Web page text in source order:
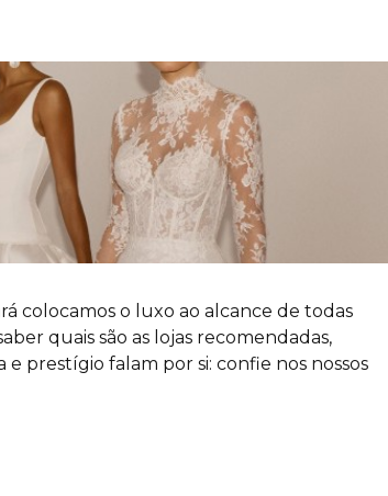
colocamos o luxo ao alcance de todas
quais são as lojas recomendadas,
prestígio falam por si: confie nos nossos